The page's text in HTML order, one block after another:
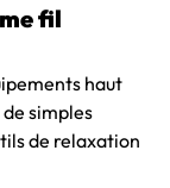
fil
haut
simples
de relaxation